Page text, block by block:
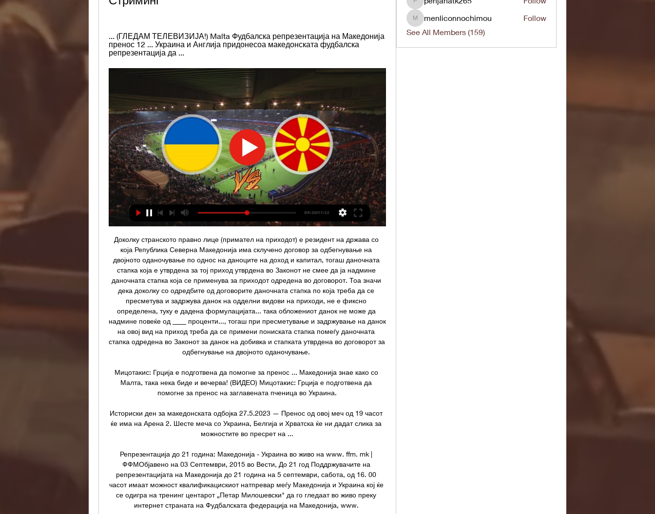
... (ГЛЕДАМ ТЕЛЕВИЗИЈА!) Malta Фудбалска репрезентација на Македонија
пренос 12 ... Украина и Англија придонесоа македонската фудбалска
репрезентација да ...
Доколку странското правно лице (примател на приходот) е резидент на држава со
која Република Северна Македонија има склучено договор за одбегнување на
двојното оданочување по однос на даноците на доход и капитал, тогаш даночната
стапка која е утврдена за тој приход утврдена во Законот не смее да ја надмине
даночната стапка која се применува за приходот одредена во договорот. Тоа значи
дека доколку со одредбите од договорите даночната стапка по која треба да се
пресметува и задржува данок на одделни видови на приходи, не е фиксно
определена, туку е дадена формулацијата... така обложениот данок не може да
надмине повеќе од ____ проценти..., тогаш при пресметување и задржување на данок
на овој вид на приход треба да се примени пониската стапка помеѓу даночната
стапка одредена во Законот за данок на добивка и стапката утврдена во договорот за
одбегнување на двојното оданочување.
Мицотакис: Грција е подготвена да помогне за пренос ... Македонија знае како со
Малта, така нека биде и вечерва! (ВИДЕО) Мицотакис: Грција е подготвена да
помогне за пренос на заглавената пченица во Украина.
Историски ден за македонската одбојка 27.5.2023 — Пренос од овој меч од 19 часот
ќе има на Арена 2. Шесте меча со Украина, Белгија и Хрватска ќе ни дадат слика за
можностите во пресрет на ...
Репрезентација до 21 година: Македонија - Украина во живо на www. ffm. mk |
ФФМОбјавено на 03 Септември, 2015 во Вести, До 21 год Поддржувачите на
репрезентацијата на Македонија до 21 година на 5 септември, сабота, од 16. 00
часот имаат можност квалификацискиот натпревар меѓу Македонија и Украина кој ќе
се одигра на тренинг центарот „Петар Милошевски" да го гледаат во живо преку
интернет страната на Фудбалската федерација на Македонија, www.
penjahatk265
menliconnochimou
menliconnochimou
Follow
See All Members (159)